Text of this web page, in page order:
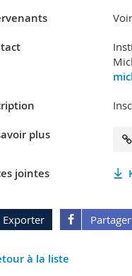
plus
jointes
Exporter Partager
à la liste